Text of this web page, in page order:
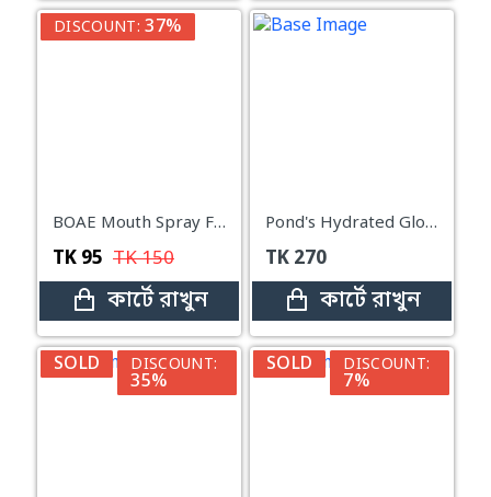
DISCOUNT: 37%
BOAE Mouth Spray Fruity Oral Spray Remove Bad Breath 20 ml - Strawberry
TK 95 TK150
কার্টে রাখুন
Pond's Hydrated Glow Super Light Gel Moisturiser-50ml
TK 270
কার্টে রাখুন
SOLD DISCOUNT:
35%
SOLD DISCOUNT:
7%